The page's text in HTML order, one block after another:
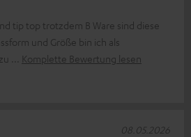
tip top trotzdem B Ware sind diese
und Größe bin ich als
Komplette Bewertung lesen
08.05.2026